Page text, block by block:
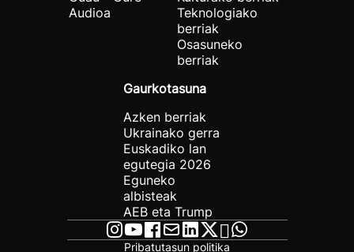
Audioa
Teknologiako
berriak
Osasuneko
berriak
Gaurkotasuna
Azken berriak
Ukrainako gerra
Euskadiko lan
egutegia 2026
Eguneko
albisteak
AEB eta Trump
Pribatutasun politika